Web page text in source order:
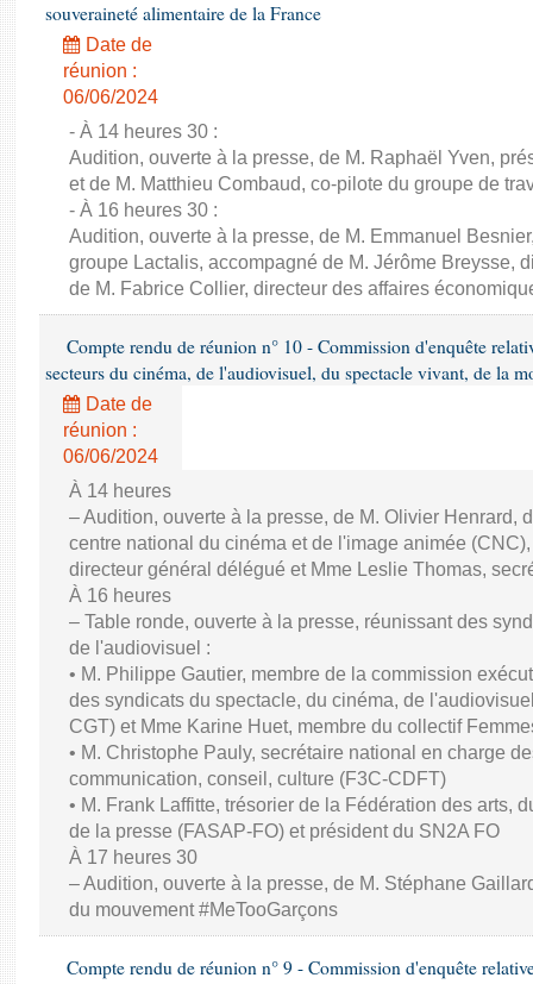
souveraineté alimentaire de la France
Date de
réunion :
06/06/2024
- À 14 heures 30 :
Audition, ouverte à la presse, de M. Raphaël Yven,
et de M. Matthieu Combaud, co-pilote du groupe de
- À 16 heures 30 :
Audition, ouverte à la presse, de M. Emmanuel
groupe Lactalis, accompagné de M. Jérôme Breysse,
de M. Fabrice Collier, directeur des affaires
Compte rendu de réunion n° 10 - Commission d'enquête
secteurs du cinéma, de l'audiovisuel, du spectacle vivant, de la
Date de
réunion :
06/06/2024
À 14 heures
– Audition, ouverte à la presse, de M. Olivier Henrard,
centre national du cinéma et de l'image animée
directeur général délégué et Mme Leslie Thomas,
À 16 heures
– Table ronde, ouverte à la presse, réunissant des
de l'audiovisuel :
• M. Philippe Gautier, membre de la commission
des syndicats du spectacle, du cinéma, de
CGT) et Mme Karine Huet, membre du collectif
• M. Christophe Pauly, secrétaire national en charge
communication, conseil, culture (F3C-CDFT)
• M. Frank Laffitte, trésorier de la Fédération des arts,
de la presse (FASAP-FO) et président du SN2A FO
À 17 heures 30
– Audition, ouverte à la presse, de M. Stéphane
du mouvement #MeTooGarçons
Compte rendu de réunion n° 9 - Commission d'enquête